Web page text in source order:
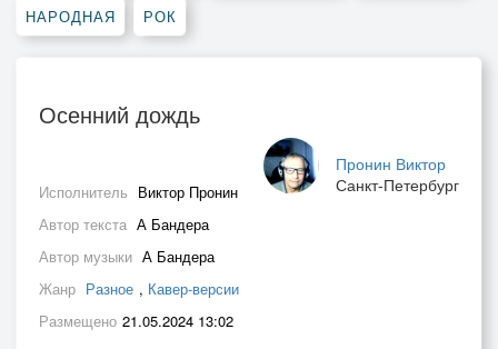
НАРОДНАЯ РОК
Осенний дождь
Пронин Виктор
Санкт-Петербург
Исполнитель Виктор Пронин
Автор текста А Бандера
Автор музыки А Бандера
Жанр Разное , Кавер-версии
Размещено 21.05.2024 13:02